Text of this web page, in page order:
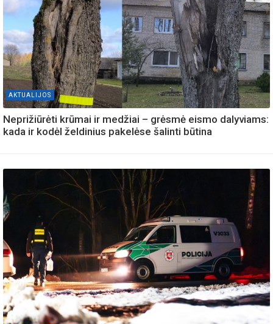
AKTUALIJOS
Neprižiūrėti krūmai ir medžiai – grėsmė eismo dalyviams:
kada ir kodėl želdinius pakelėse šalinti būtina